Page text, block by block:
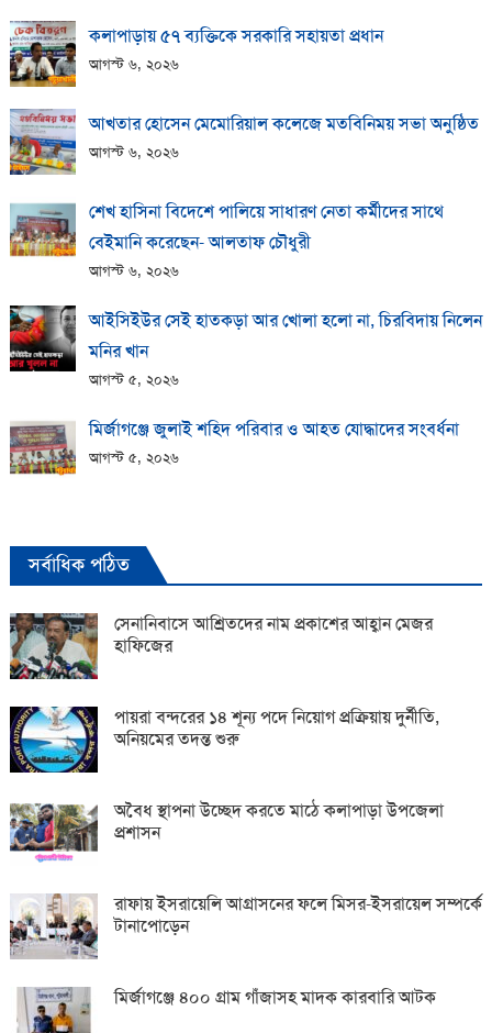
কলাপাড়ায় ​৫৭ ব্যক্তিকে সরকারি সহায়তা প্রধান
আগস্ট ৬, ২০২৬
আখতার হোসেন মেমোরিয়াল কলেজে মতবিনিময় সভা অনুষ্ঠিত
আগস্ট ৬, ২০২৬
শেখ হাসিনা বিদেশে পালিয়ে সাধারণ নেতা কর্মীদের সাথে
বেইমানি করেছেন- আলতাফ চৌধুরী
আগস্ট ৬, ২০২৬
আইসিইউর সেই হাতকড়া আর খোলা হলো না, চিরবিদায় নিলেন
মনির খান
আগস্ট ৫, ২০২৬
মির্জাগঞ্জে জুলাই শহিদ পরিবার ও আহত যোদ্ধাদের সংবর্ধনা
আগস্ট ৫, ২০২৬
সর্বাধিক পঠিত
সেনানিবাসে আশ্রিতদের নাম প্রকাশের আহ্বান মেজর
হাফিজের
পায়রা বন্দরের ১৪ শূন্য পদে নিয়োগ প্রক্রিয়ায় দুর্নীতি,
অনিয়মের তদন্ত শুরু
অবৈধ স্থাপনা উচ্ছেদ করতে মাঠে কলাপাড়া উপজেলা
প্রশাসন
রাফায় ইসরায়েলি আগ্রাসনের ফলে মিসর-ইসরায়েল সম্পর্কে
টানাপোড়েন
মির্জাগঞ্জে ৪০০ গ্রাম গাঁজাসহ মাদক কারবারি আটক